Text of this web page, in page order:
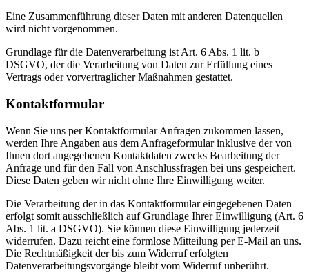
Eine Zusammenführung dieser Daten mit anderen Datenquellen
wird nicht vorgenommen.
Grundlage für die Datenverarbeitung ist Art. 6 Abs. 1 lit. b
DSGVO, der die Verarbeitung von Daten zur Erfüllung eines
Vertrags oder vorvertraglicher Maßnahmen gestattet.
Kontaktformular
Wenn Sie uns per Kontaktformular Anfragen zukommen lassen,
werden Ihre Angaben aus dem Anfrageformular inklusive der von
Ihnen dort angegebenen Kontaktdaten zwecks Bearbeitung der
Anfrage und für den Fall von Anschlussfragen bei uns gespeichert.
Diese Daten geben wir nicht ohne Ihre Einwilligung weiter.
Die Verarbeitung der in das Kontaktformular eingegebenen Daten
erfolgt somit ausschließlich auf Grundlage Ihrer Einwilligung (Art. 6
Abs. 1 lit. a DSGVO). Sie können diese Einwilligung jederzeit
widerrufen. Dazu reicht eine formlose Mitteilung per E-Mail an uns.
Die Rechtmäßigkeit der bis zum Widerruf erfolgten
Datenverarbeitungsvorgänge bleibt vom Widerruf unberührt.